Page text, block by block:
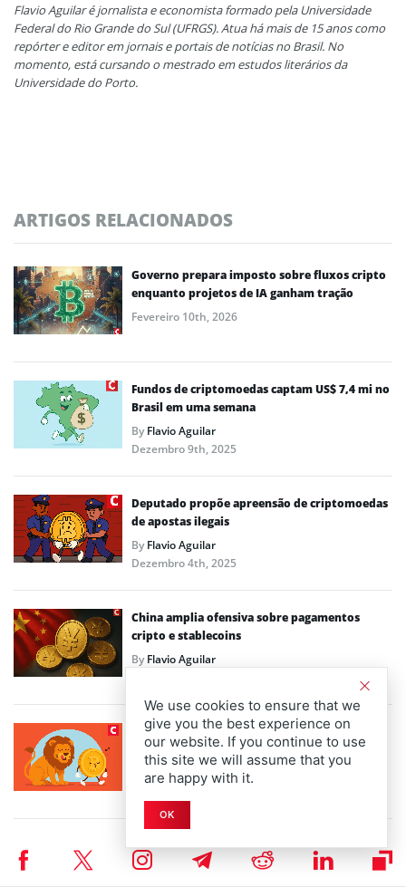
Flavio Aguilar é jornalista e economista formado pela Universidade
Federal do Rio Grande do Sul (UFRGS). Atua há mais de 15 anos como
repórter e editor em jornais e portais de notícias no Brasil. No
momento, está cursando o mestrado em estudos literários da
Universidade do Porto.
ARTIGOS RELACIONADOS
Governo prepara imposto sobre fluxos cripto
enquanto projetos de IA ganham tração
Fevereiro 10th, 2026
Fundos de criptomoedas captam US$ 7,4 mi no
Brasil em uma semana
ByFlavio Aguilar
Dezembro 9th, 2025
Deputado propõe apreensão de criptomoedas
de apostas ilegais
ByFlavio Aguilar
Dezembro 4th, 2025
China amplia ofensiva sobre pagamentos
cripto e stablecoins
ByFlavio Aguilar
Fazenda planeja aplicar IOF sobre transações
com criptomoedas
ByFlavio Aguilar
We use cookies to ensure that we
give you the best experience on
our website. If you continue to use
this site we will assume that you
are happy with it.
OK